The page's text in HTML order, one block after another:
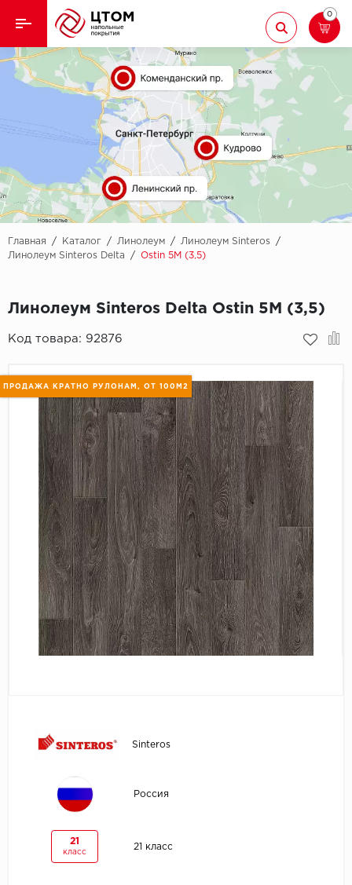
Назад
Кварцвиниловая плитка
Назад
Aberhof
Adelar
Alfa
AllureFloor
Alpine floor
Arbiton
Berry Alloc
Bohofloor
Bonkeel
Classen
CorkArt Vinyl
CronaFloor
Damy Floor
Decoria
Dolce Flooring
Ламинат
Ковролин
Линолеум
Паркет
Плинтус
Подложка
0
Главная / Каталог / Линолеум / Линолеум Sinteros
/
Линолеум Sinteros Delta
/ Ostin 5M (3,5)
Линолеум Sinteros Delta Ostin 5M (3,5)
Код товара: 92876
ПРОДАЖА КРАТНО РУЛОНАМ, ОТ 100М2
Sinteros
Россия
21
класс
21 класс